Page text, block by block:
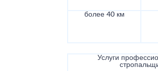
более 40 км
Услуги